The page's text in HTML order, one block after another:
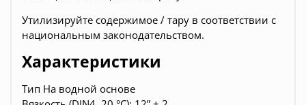
Утилизируйте содержимое / тару в соответствии с
национальным законодательством.
Характеристики
Тип На водной основе